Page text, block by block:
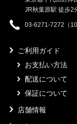
JR秋葉原駅 徒歩2
03-6271-7272（
ご利用ガイド
お支払い方法
配送について
保証について
店舗情報